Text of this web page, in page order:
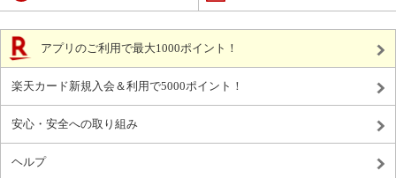
アプリのご利用で最大1000ポイント！
楽天カード新規入会＆利用で5000ポイント！
安心・安全への取り組み
ヘルプ